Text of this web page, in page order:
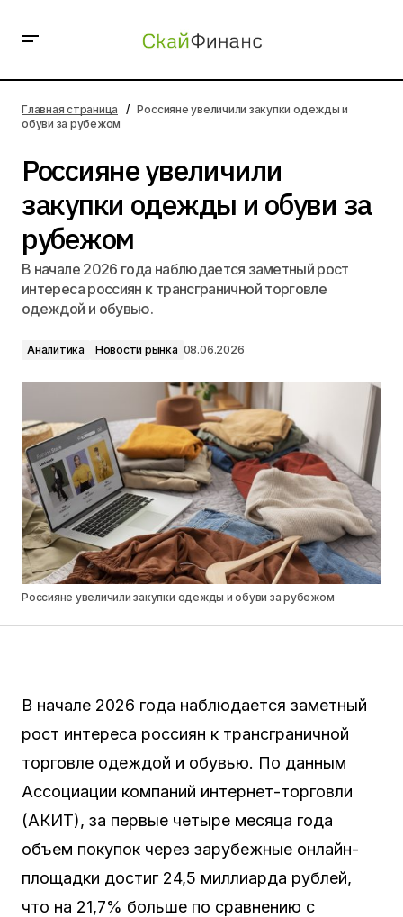
рубежом
Главная страница
Россияне увеличили закупки одежды и
обуви за рубежом
Россияне увеличили
закупки одежды и обуви за
рубежом
В начале 2026 года наблюдается заметный рост
интереса россиян к трансграничной торговле
одеждой и обувью.
Аналитика Новости рынка 08.06.2026
Россияне увеличили закупки одежды и обуви за рубежом
В начале 2026 года наблюдается заметный
рост интереса россиян к трансграничной
торговле одеждой и обувью. По данным
Ассоциации компаний интернет-торговли
(АКИТ), за первые четыре месяца года
объем покупок через зарубежные онлайн-
площадки достиг 24,5 миллиарда рублей,
что на 21,7% больше по сравнению с